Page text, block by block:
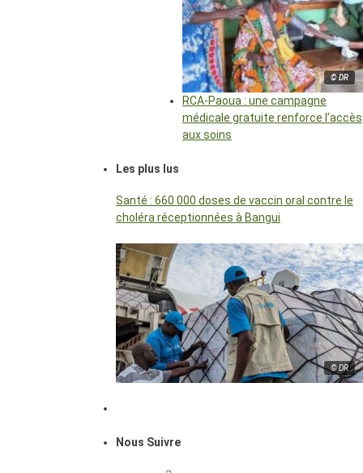
© DR
RCA-Paoua : une campagne
médicale gratuite renforce l’accès
aux soins
Les plus lus
Santé : 660 000 doses de vaccin oral contre le
choléra réceptionnées à Bangui
© DR
Nous Suivre